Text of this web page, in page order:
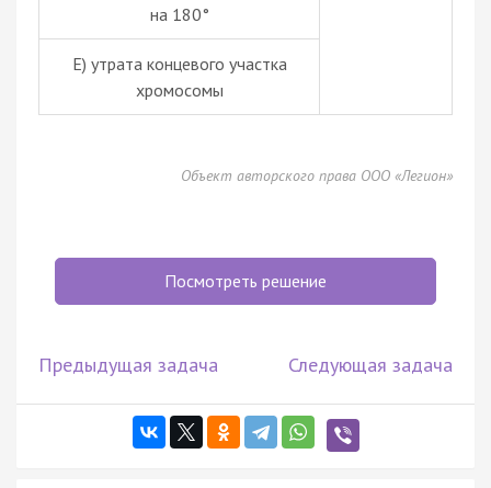
на 180°
Е) утрата концевого участка
хромосомы
Объект авторского права ООО «Легион»
Посмотреть решение
Предыдущая задача Следующая задача